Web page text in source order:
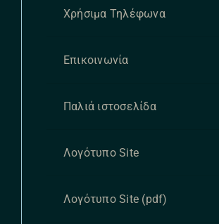
Χρήσιμα Τηλέφωνα
Επικοινωνία
Παλιά ιστοσελίδα
Λογότυπο Site
Λογότυπο Site (pdf)